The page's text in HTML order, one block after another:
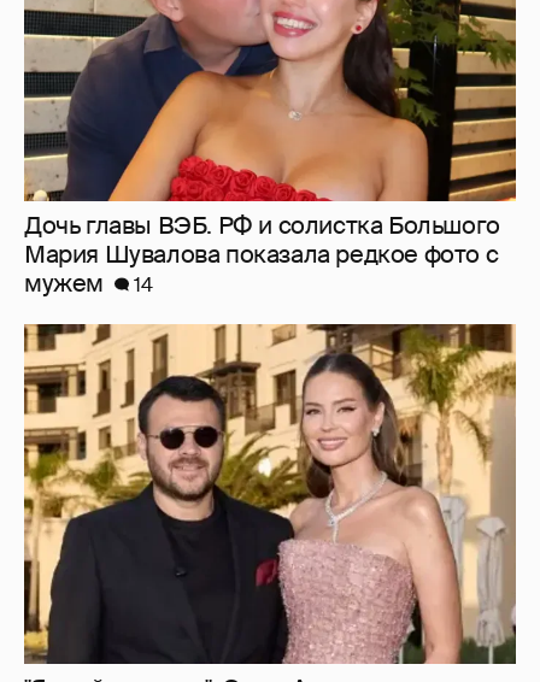
"Я твой подарок". Эмин Агаларов
поздравил с днём рождения жену Алёну
Гаврилову
27